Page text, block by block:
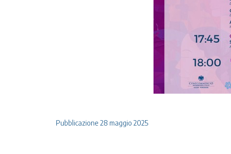
Pubblicazione 28 maggio 2025